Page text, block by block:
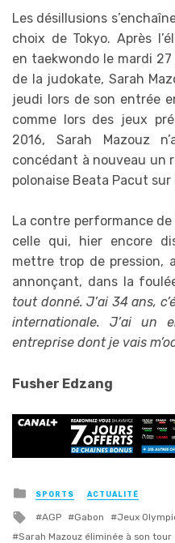
Les désillusions
choix de Tokyo. Après
en taekwondo le mardi
de la judokate, Sarah
jeudi lors de son entrée
comme lors des jeux
2016, Sarah Mazouz
concédant à nouveau un
polonaise Beata Pacut sur
La contre performance
celle qui, hier encore
mettre trop de pression,
annonçant, dans la
tout donné. J’ai 34 ans,
internationale. J’ai un
entreprise dont je vais
Fusher Edzang
Posted
in
SPORTS ACTUALITÉ
Tagged
with
AGP Gabon Jeux
Sarah Mazouz éliminée à son tour